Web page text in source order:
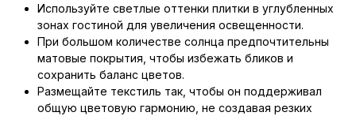
Используйте светлые оттенки плитки в углубленных
зонах гостиной для увеличения освещенности.
При большом количестве солнца предпочтительны
матовые покрытия, чтобы избежать бликов и
сохранить баланс цветов.
Размещайте текстиль так, чтобы он поддерживал
общую цветовую гармонию, не создавая резких